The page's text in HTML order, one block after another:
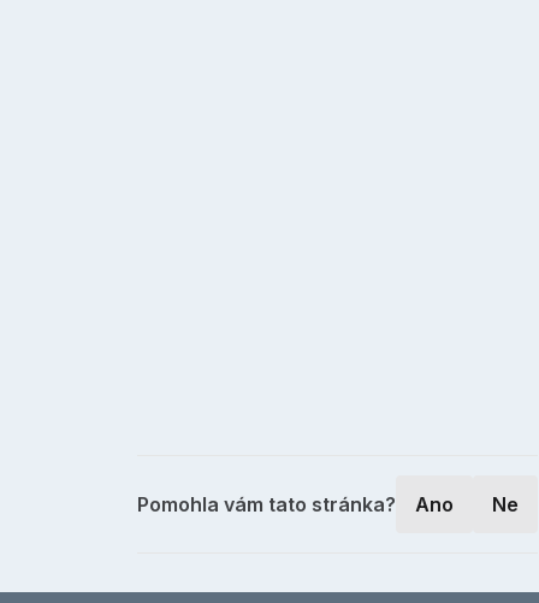
Pomohla vám tato stránka? Ano Ne